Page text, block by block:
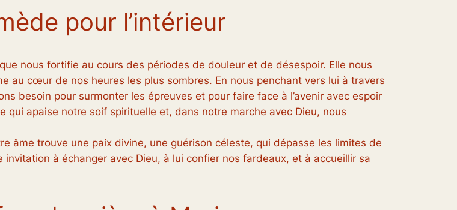
pour l’intérieur
nous fortifie au cours des périodes de douleur et de désespoir. Elle nous
au cœur de nos heures les plus sombres. En nous penchant vers lui à travers
besoin pour surmonter les épreuves et pour faire face à l’avenir avec espoir
qui apaise notre soif spirituelle et, dans notre marche avec Dieu, nous
âme trouve une paix divine, une guérison céleste, qui dépasse les limites de
à échanger avec Dieu, à lui confier nos fardeaux, et à accueillir sa